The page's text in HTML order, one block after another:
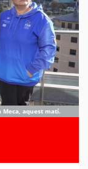
aquest matí.